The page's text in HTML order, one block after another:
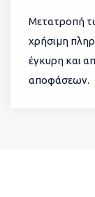
Μετατροπή
χρήσιμη
έγκυρη και
αποφάσεων.